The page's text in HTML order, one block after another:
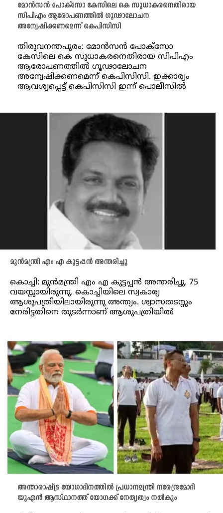
മോന്‍സന്‍ പോക്സോ കേസിലെ കെ സുധാകരനെതിരായ
സിപിഎം ആരോപണത്തില്‍ ഗൂഢാലോചന
അന്വേഷിക്കണമെന്ന് കെപിസിസി
തിരുവനന്തപുരം: മോന്‍സന്‍ പോക്സോ
കേസിലെ കെ സുധാകരനെതിരായ സിപിഎം
ആരോപണത്തില്‍ ഗൂഢാലോചന
അന്വേഷിക്കണമെന്ന് കെപിസിസി. ഇക്കാര്യം
ആവശ്യപ്പെട്ട് കെപിസിസി ഇന്ന് പൊലീസിൽ
മുൻമന്ത്രി എം എ കുട്ടപ്പൻ അന്തരിച്ചു
കൊച്ചി: മുൻമന്ത്രി എം എ കുട്ടപ്പൻ അന്തരിച്ചു. 75
വയസ്സായിരുന്നു. കൊച്ചിയിലെ സ്വകാര്യ
ആശുപത്രിയിലായിരുന്നു അന്ത്യം. ശ്വാസതടസ്സം
നേരിട്ടതിനെ തുടർന്നാണ് ആശുപത്രിയിൽ
അന്താരാഷ്ട്ര യോഗാദിനത്തിൽ പ്രധാനമന്ത്രി നരേന്ദ്രമോദി
യുഎൻ ആസ്ഥാനത്ത് യോഗക്ക് നേതൃത്വം നൽകും